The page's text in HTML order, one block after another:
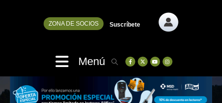
ZONA DE SOCIOS Suscríbete
Menú